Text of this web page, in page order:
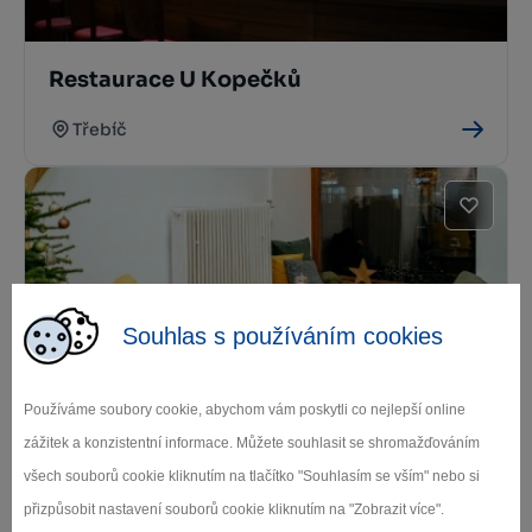
Souhlas s používáním cookies
Používáme soubory cookie, abychom vám poskytli co nejlepší online
zážitek a konzistentní informace. Můžete souhlasit se shromažďováním
všech souborů cookie kliknutím na tlačítko "Souhlasím se vším" nebo si
přizpůsobit nastavení souborů cookie kliknutím na "Zobrazit více".
Restaurace U Kopečků
Třebíč
Třebíč